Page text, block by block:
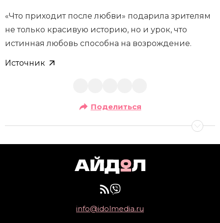
«Что приходит после любви» подарила зрителям
не только красивую историю, но и урок, что
истинная любовь способна на возрождение.
Источник
Поделиться
info@idolmedia.ru